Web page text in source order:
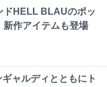
ドHELL BLAUのポッ
新作アイテムも登場
ャルディとともにト